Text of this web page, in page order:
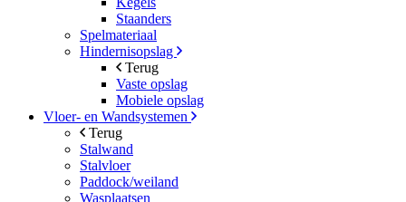
Staanders
Spelmateriaal
Hindernisopslag
Terug
Vaste opslag
Mobiele opslag
Vloer- en Wandsystemen
Terug
Stalwand
Stalvloer
Paddock/weiland
Wasplaatsen